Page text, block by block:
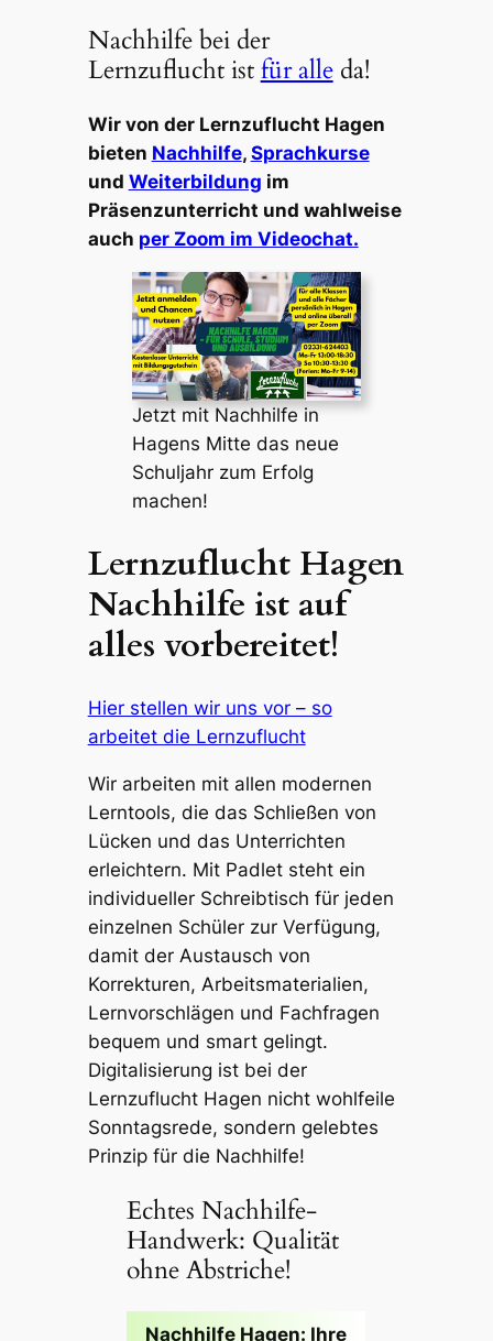
Nachhilfe bei der
Lernzuflucht istfür alleda!
Wir von der Lernzuflucht Hagen
bieten Nachhilfe, Sprachkurse
und Weiterbildung im
Präsenzunterricht und wahlweise
auch per Zoom im Videochat.
Jetzt mit Nachhilfe in
Hagens Mitte das neue
Schuljahr zum Erfolg
machen!
Lernzuflucht Hagen
Nachhilfe ist auf
alles vorbereitet!
Hier stellen wir uns vor – so
arbeitet die Lernzuflucht
Wir arbeiten mit allen modernen
Lerntools, die das Schließen von
Lücken und das Unterrichten
erleichtern. Mit Padlet steht ein
individueller Schreibtisch für jeden
einzelnen Schüler zur Verfügung,
damit der Austausch von
Korrekturen, Arbeitsmaterialien,
Lernvorschlägen und Fachfragen
bequem und smart gelingt.
Digitalisierung ist bei der
Lernzuflucht Hagen nicht wohlfeile
Sonntagsrede, sondern gelebtes
Prinzip für die Nachhilfe!
Echtes Nachhilfe-
Handwerk: Qualität
ohne Abstriche!
Nachhilfe Hagen: Ihre